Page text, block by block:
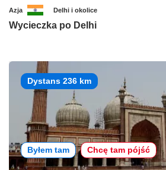
Azja Delhi i okolice
Wycieczka po Delhi
Dystans 236 km
Byłem tam Chcę tam pójść